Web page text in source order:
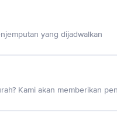
yang dijadwalkan
Kami akan memberikan